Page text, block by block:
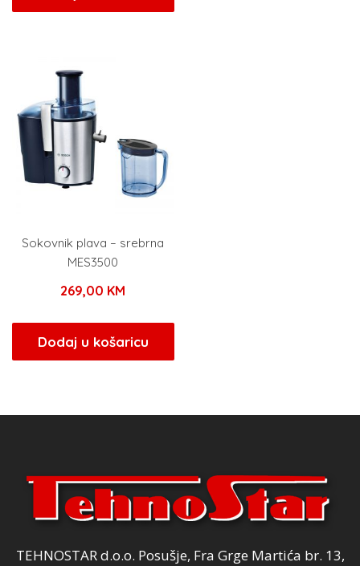
Sokovnik plava – srebrna
MES3500
269,00 KM
Dodaj u košaricu
TEHNOSTAR d.o.o. Posušje, Fra Grge Martića br. 13,